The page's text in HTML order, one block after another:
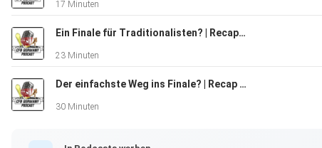
17 Minuten
Ein Finale für Traditionalisten? | Recap der zweiten Playoff-Runde & Semi-final Preview 2024
23 Minuten
Der einfachste Weg ins Finale? | Recap der ersten Playoff-Runde 2024
30 Minuten